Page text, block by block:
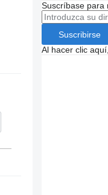
Suscríbase para
Suscribirse
Al hacer clic